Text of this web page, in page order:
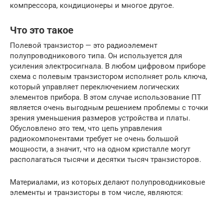
компрессора, кондиционеры и многое другое.
Что это такое
Полевой транзистор — это радиоэлемент
полупроводникового типа. Он используется для
усиления электросигнала. В любом цифровом приборе
схема с полевым транзистором исполняет роль ключа,
который управляет переключением логических
элементов прибора. В этом случае использование ПТ
является очень выгодным решением проблемы с точки
зрения уменьшения размеров устройства и платы.
Обусловлено это тем, что цепь управления
радиокомпонентами требует не очень большой
мощности, а значит, что на одном кристалле могут
располагаться тысячи и десятки тысяч транзисторов.
Материалами, из которых делают полупроводниковые
элементы и транзисторы в том числе, являются: